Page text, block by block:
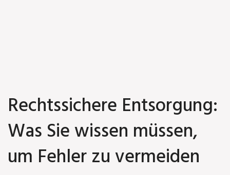
Rechtssichere Entsorgung:
Was Sie wissen müssen,
um Fehler zu vermeiden